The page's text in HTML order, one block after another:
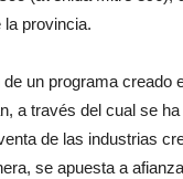
provincia.
de un programa
a través del cual se
de las industrias
se apuesta a